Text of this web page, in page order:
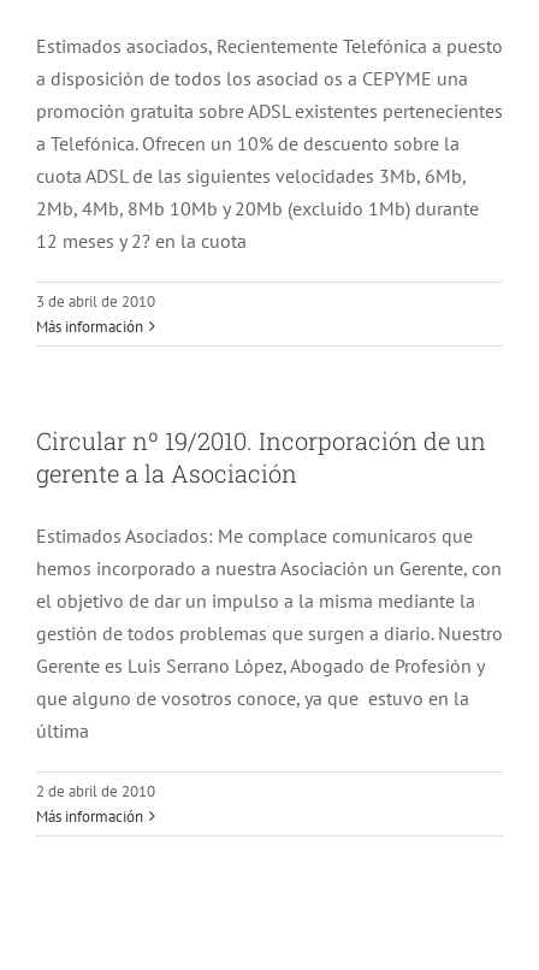
Estimados asociados, Recientemente Telefónica a puesto
a disposición de todos los asociad os a CEPYME una
promoción gratuita sobre ADSL existentes pertenecientes
a Telefónica. Ofrecen un 10% de descuento sobre la
cuota ADSL de las siguientes velocidades 3Mb, 6Mb,
2Mb, 4Mb, 8Mb 10Mb y 20Mb (excluido 1Mb) durante
12 meses y 2? en la cuota
3 de abril de 2010
Más información
Circular nº 19/2010. Incorporación de un
gerente a la Asociación
Estimados Asociados: Me complace comunicaros que
hemos incorporado a nuestra Asociación un Gerente, con
el objetivo de dar un impulso a la misma mediante la
gestión de todos problemas que surgen a diario. Nuestro
Gerente es Luis Serrano López, Abogado de Profesión y
que alguno de vosotros conoce, ya que estuvo en la
última
2 de abril de 2010
Más información